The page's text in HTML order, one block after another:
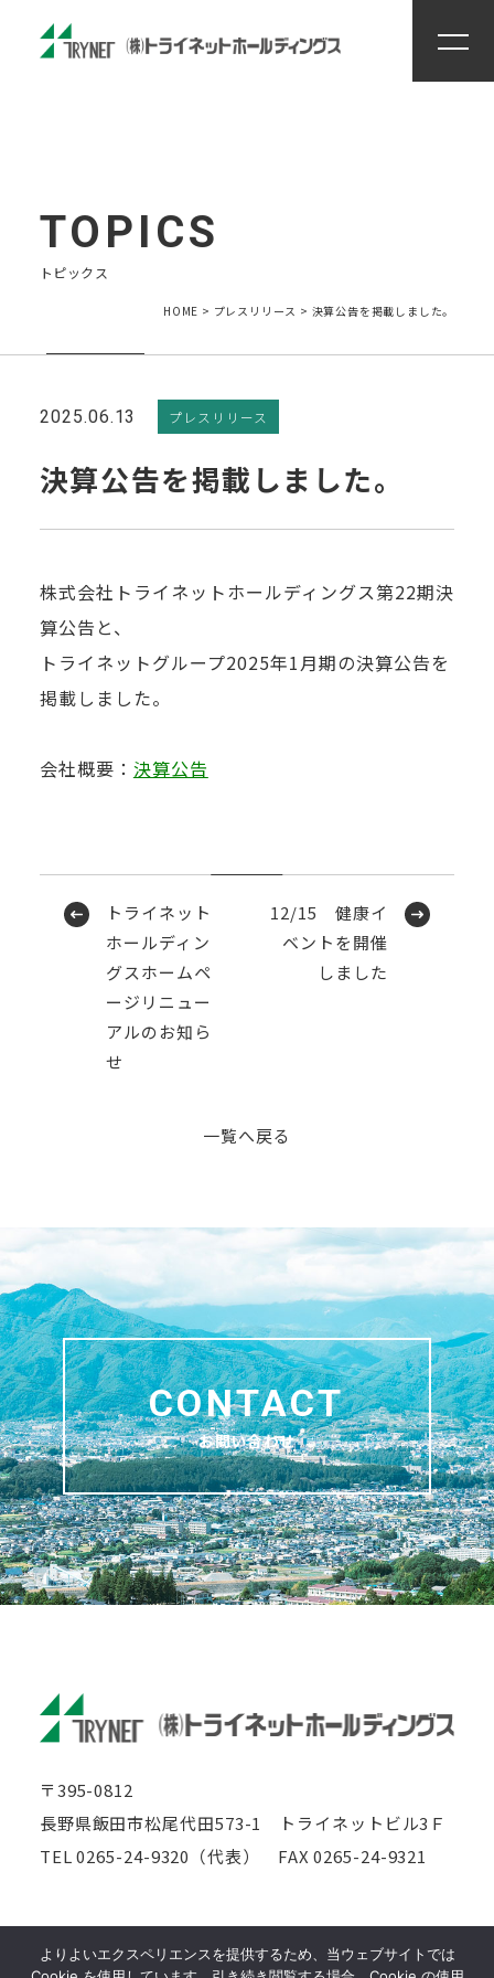
トピックス
HOME > プレスリリース > 決算公告を掲載しました。
2025.06.13 プレスリリース
決算公告を掲載しました。
株式会社トライネットホールディングス第22期決
算公告と、
トライネットグループ2025年1月期の決算公告を
掲載しました。
会社概要： 決算公告
トライネット
ホールディン
グスホームペ
ージリニュー
アルのお知ら
せ
12/15 健康イ
ベントを開催
しました
一覧へ戻る
お問い合わせ
〒395-0812
長野県飯田市松尾代田573-1
トライネットビル3Ｆ
TEL 0265-24-9320（代表） FAX 0265-24-9321
Googleのプライバシーポリシーと利用規約 が適用されます。
よりよいエクスペリエンスを提供するため、当ウェブサイトでは